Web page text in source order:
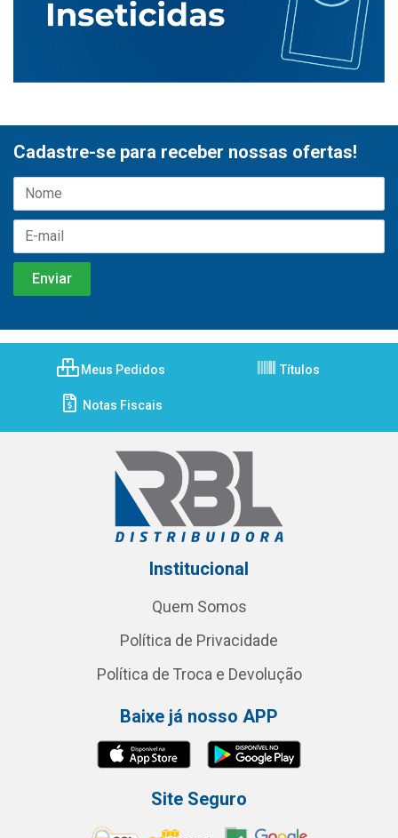
Cadastre-se para receber nossas ofertas!
Meus Pedidos Títulos
Notas Fiscais
Institucional
Quem Somos
Política de Privacidade
Política de Troca e Devolução
Baixe já nosso APP
Site Seguro